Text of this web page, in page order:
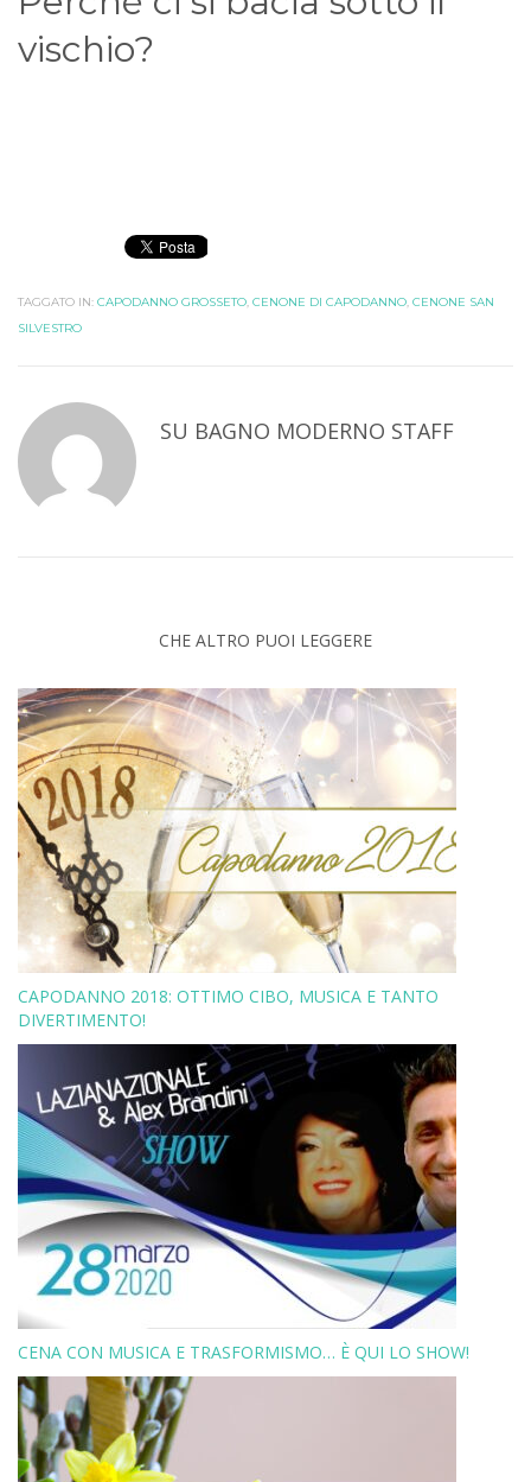
vischio?
TAGGATO IN: CAPODANNO GROSSETO CENONE DI CAPODANNO CENONE SAN
SILVESTRO
SU BAGNO MODERNO STAFF
CHE ALTRO PUOI LEGGERE
CAPODANNO 2018: OTTIMO CIBO, MUSICA E TANTO
DIVERTIMENTO!
CENA CON MUSICA E TRASFORMISMO… È QUI LO SHOW!